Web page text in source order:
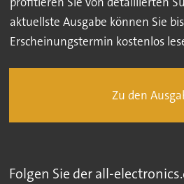
aktuellste Ausgabe können Sie
Erscheinungstermin kostenlos
Zu den
Folgen Sie der all-